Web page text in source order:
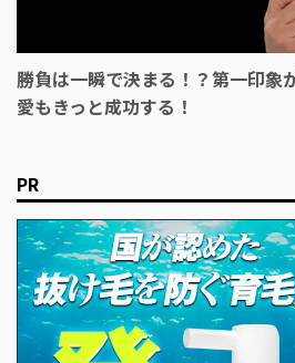
勝負は一瞬で決まる！？第一印象
愛もきっと成功する！
PR